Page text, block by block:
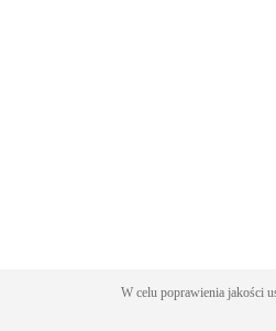
W celu poprawienia jakości